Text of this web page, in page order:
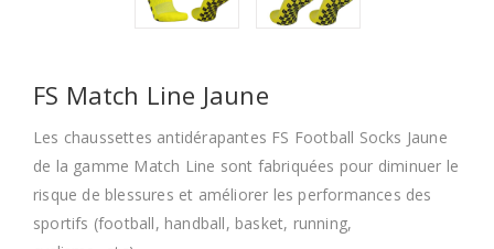
FS Match Line Jaune
Les chaussettes antidérapantes FS Football Socks Jaune
de la gamme Match Line sont fabriquées pour diminuer le
risque de blessures et améliorer les performances des
sportifs (football, handball, basket, running,